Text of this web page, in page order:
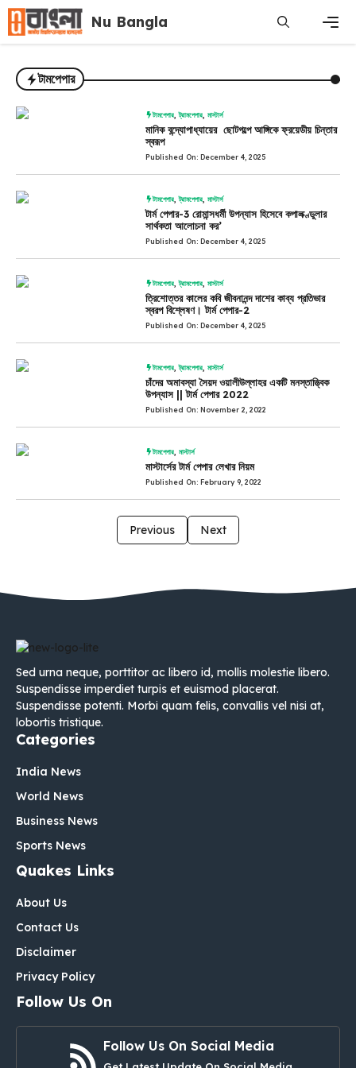
Skip
content
Nu Bangla
টামপেপার
টামপেপার ,ট্রামপেপার ,মাস্টার্স
মানিক বন্দ্যোপাধ্যায়ের ছোটগল্পে আঙ্গিকে ফ্রয়েডীয় চিন্তার
স্বরূপ
Published On: December 4, 2025
টামপেপার ,ট্রামপেপার ,মাস্টার্স
টার্ম পেপার-3 রোমান্সধর্মী উপন্যাস হিসেবে কপালক্ণ্ডুলার
সার্থকতা আলোচনা কর’
Published On: December 4, 2025
টামপেপার ,ট্রামপেপার ,মাস্টার্স
ত্রিশোত্তর কালের কবি জীবনানন্দ দাশের কাব্য প্রতিভার
স্বরপ বিশ্লেষণ। টার্ম পেপার-2
Published On: December 4, 2025
টামপেপার ,ট্রামপেপার ,মাস্টার্স
চাঁদের অমাবস্যা সৈয়দ ওয়ালীউল্লাহর একটি মনস্তাত্ত্বিক
উপন্যাস || টার্ম পেপার 2022
Published On: November 2, 2022
টামপেপার ,মাস্টার্স
মাস্টার্সের টার্ম পেপার লেখার নিয়ম
Published On: February 9, 2022
Previous Next
Sed urna neque, porttitor ac libero id, mollis molestie libero.
Suspendisse imperdiet turpis et euismod placerat.
Suspendisse potenti. Morbi quam felis, convallis vel nisi at,
lobortis tristique.
Categories
India News
World News
Business News
Sports News
Quakes Links
About Us
Contact Us
Disclaimer
Privacy Policy
Follow Us On
Follow Us On Social Media